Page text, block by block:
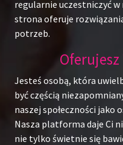
regularnie uczestniczyć
strona oferuje
potrzeb.
Jesteś osobą, która
być częścią
naszej społeczności jako
Nasza platforma daje Ci
nie tylko świetnie się